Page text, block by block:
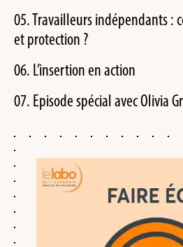
05. Travailleurs indépendants :
et protection ?
06. L’insertion en action
07. Episode spécial avec Olivia